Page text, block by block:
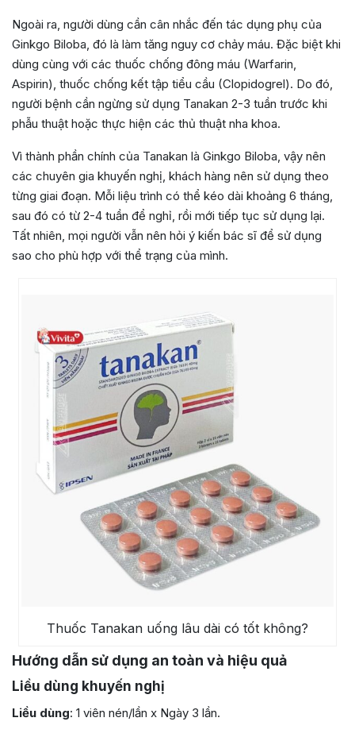
Ngoài ra, người dùng cần cân nhắc đến tác dụng phụ của
Ginkgo Biloba, đó là làm tăng nguy cơ chảy máu. Đặc biệt khi
dùng cùng với các thuốc chống đông máu (Warfarin,
Aspirin), thuốc chống kết tập tiểu cầu (Clopidogrel). Do đó,
người bệnh cần ngừng sử dụng Tanakan 2-3 tuần trước khi
phẫu thuật hoặc thực hiện các thủ thuật nha khoa.
Vì thành phần chính của Tanakan là Ginkgo Biloba, vậy nên
các chuyên gia khuyến nghị, khách hàng nên sử dụng theo
từng giai đoạn. Mỗi liệu trình có thể kéo dài khoảng 6 tháng,
sau đó có từ 2-4 tuần để nghỉ, rồi mới tiếp tục sử dụng lại.
Tất nhiên, mọi người vẫn nên hỏi ý kiến bác sĩ để sử dụng
sao cho phù hợp với thể trạng của mình.
Thuốc Tanakan uống lâu dài có tốt không?
Hướng dẫn sử dụng an toàn và hiệu quả
Liều dùng khuyến nghị
Liều dùng: 1 viên nén/lần x Ngày 3 lần.